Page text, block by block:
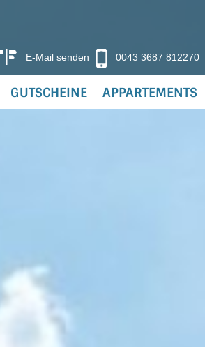
E-Mail senden 0043 3687 812270
GUTSCHEINE APPARTEMENTS